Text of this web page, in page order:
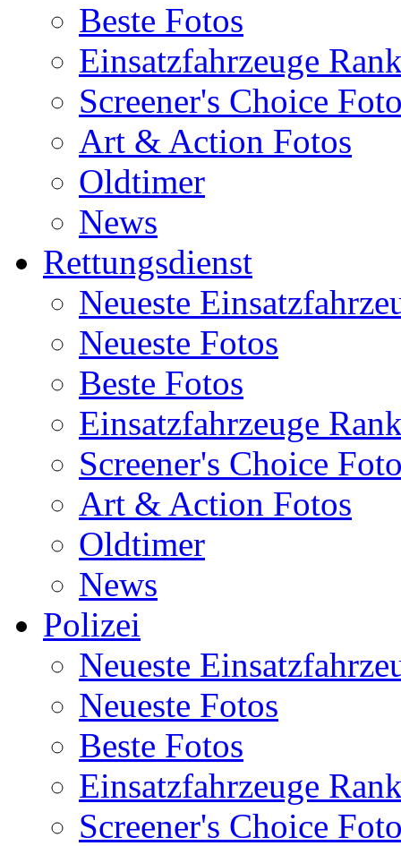
Beste Fotos
Einsatzfahrzeuge
Screener's Choice
Art & Action Fotos
Oldtimer
News
Rettungsdienst
Neueste
Neueste Fotos
Beste Fotos
Einsatzfahrzeuge
Screener's Choice
Art & Action Fotos
Oldtimer
News
Polizei
Neueste
Neueste Fotos
Beste Fotos
Einsatzfahrzeuge
Screener's Choice